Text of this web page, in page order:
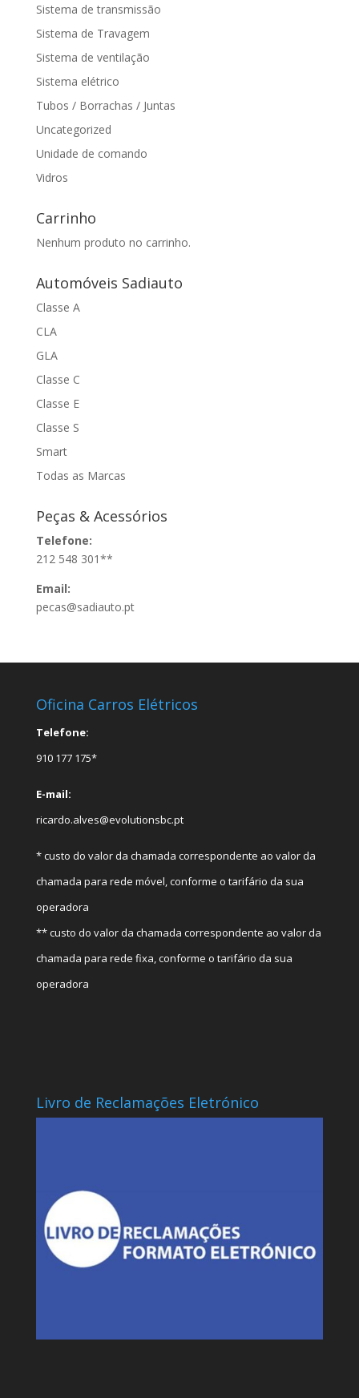
Sistema de transmissão
Sistema de Travagem
Sistema de ventilação
Sistema elétrico
Tubos / Borrachas / Juntas
Uncategorized
Unidade de comando
Vidros
Carrinho
Nenhum produto no carrinho.
Automóveis Sadiauto
Classe A
CLA
GLA
Classe C
Classe E
Classe S
Smart
Todas as Marcas
Peças & Acessórios
Telefone:
212 548 301**
Email:
pecas@sadiauto.pt
Oficina Carros Elétricos
Telefone:
910 177 175*
E-mail:
ricardo.alves@evolutionsbc.pt
* custo do valor da chamada correspondente ao valor da
chamada para rede móvel, conforme o tarifário da sua
operadora
** custo do valor da chamada correspondente ao valor da
chamada para rede fixa, conforme o tarifário da sua
operadora
Livro de Reclamações Eletrónico